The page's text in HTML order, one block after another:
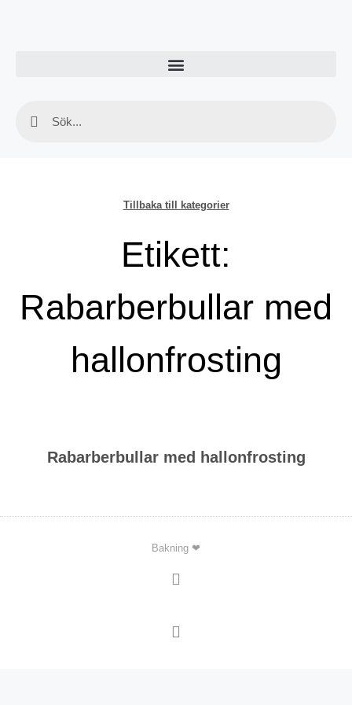
Tillbaka till kategorier
Etikett:
Rabarberbullar med
hallonfrosting
Rabarberbullar med hallonfrosting
Bakning ❤